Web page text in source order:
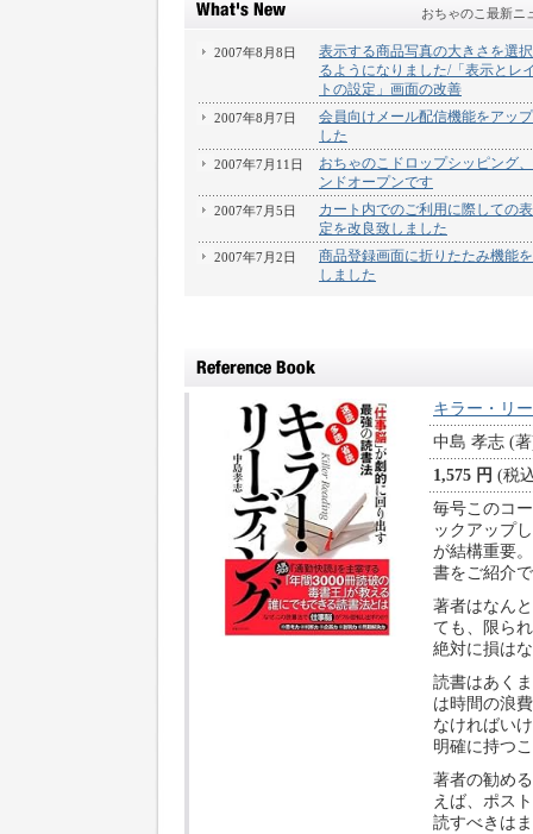
おちゃのこ最新ニ
2007年8月8日
表示する商品写真の大きさを選
るようになりました/「表示とレ
トの設定」画面の改善
2007年8月7日
会員向けメール配信機能をアッ
した
2007年7月11日
おちゃのこドロップシッピング
ンドオープンです
2007年7月5日
カート内でのご利用に際しての
定を改良致しました
2007年7月2日
商品登録画面に折りたたみ機能
しました
キラー・リ
中島 孝志 (
1,575 円 (税
毎号このコ
ックアップ
が結構重要
書をご紹介
著者はなん
ても、限ら
絶対に損は
読書はあく
は時間の浪
なければい
明確に持つ
著者の勧め
えば、ポス
読すべきは